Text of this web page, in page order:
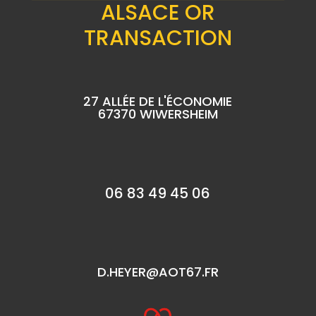
ALSACE OR
TRANSACTION
27 ALLÉE DE L'ÉCONOMIE
67370 WIWERSHEIM
06 83 49 45 06
D.HEYER@AOT67.FR